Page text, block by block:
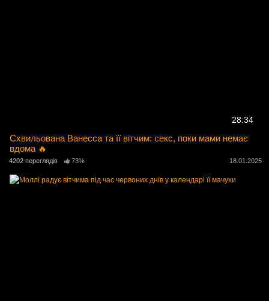
28:34
Схвильована Ванесса та її вітчим: секс, поки мами немає
вдома 🔥
4202 переглядів 73% 18.01.2025